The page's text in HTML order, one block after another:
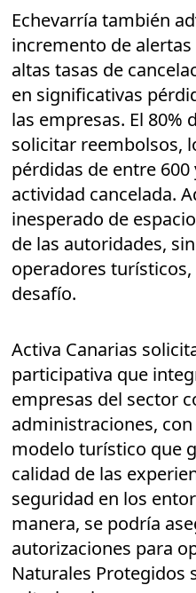
Echevarría también
incremento de
altas tasas de
en significativas
las empresas. El 80%
solicitar reembolsos,
pérdidas de entre
actividad cancelada.
inesperado de
de las autoridades,
operadores
desafío.
Activa Canarias
participativa que
empresas del sector
administraciones,
modelo turístico que
calidad de las
seguridad en los
manera, se podría
autorizaciones para
Naturales Protegidos